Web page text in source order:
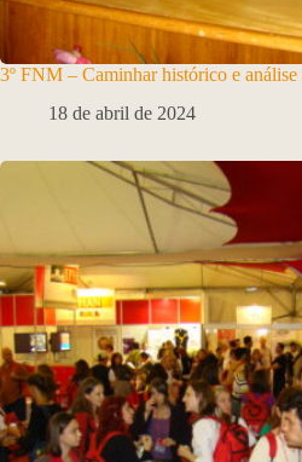
3º FNM – Caminhar histórico e
18 de abril de 2024